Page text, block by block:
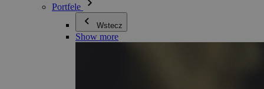
Portfele
Wstecz
Show more